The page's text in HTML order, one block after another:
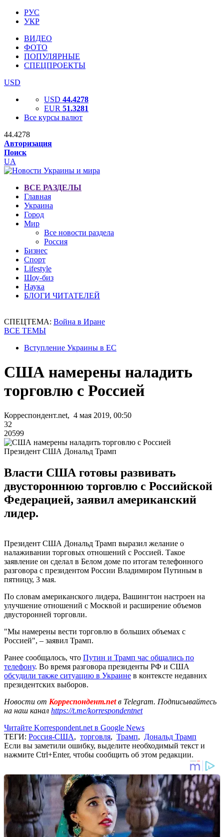
РУС
УКР
ВИДЕО
ФОТО
ПОПУЛЯРНЫЕ
СПЕЦПРОЕКТЫ
USD
USD 44.4278
EUR 51.3281
Все курсы валют
44.4278
Авторизация
Поиск
UA
ВСЕ РАЗДЕЛЫ
Главная
Украина
Город
Мир
Все новости раздела
Россия
Бизнес
Спорт
Lifestyle
Шоу-биз
Наука
БЛОГИ ЧИТАТЕЛЕЙ
СПЕЦТЕМА: Война в Иране
ВСЕ ТЕМЫ
Вступление Украины в ЕС
США намерены наладить
торговлю с Россией
Корреспондент.net, 4 мая 2019, 00:50
32
20599
Президент США Дональд Трамп
Власти США готовы развивать
двустороннюю торговлю с Российской
Федерацией, заявил американский
лидер.
Президент США Дональд Трамп выразил желание о
налаживании торговых отношений с Россией. Такое
заявление он сделал в Белом доме по итогам телефонного
разговора с президентом России Владимиром Путиным в
пятницу, 3 мая.
По словам американского лидера, Вашингтон настроен на
улучшение отношений с Москвой и расширение объемов
двусторонней торговли.
"Мы намерены вести торговлю в больших объемах с
Россией", – заявил Трамп.
Ранее сообщалось, что Путин и Трамп час общались по
телефону. Во время разговора президенты РФ и США
обсудили также ситуацию в Украине в контексте недавних
президентских выборов.
Новости от Корреспондент.netв Telegram. Подписывайтесь
на наш канал https://t.me/korrespondentnet
Читайте Korrespondent.net в Google News
ТЕГИ: Россия-США, торговля, Трамп, Дональд Трамп
Если вы заметили ошибку, выделите необходимый текст и
нажмите Ctrl+Enter, чтобы сообщить об этом редакции.